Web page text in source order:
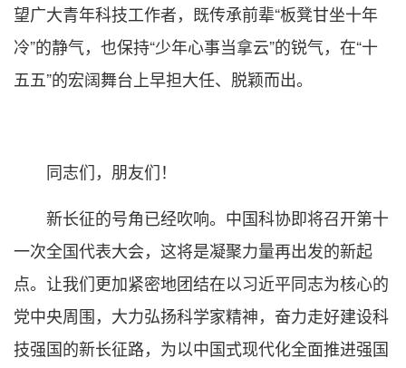
望广大青年科技工作者，既传承前辈“板凳甘坐十年
冷”的静气，也保持“少年心事当拿云”的锐气，在“十
五五”的宏阔舞台上早担大任、脱颖而出。
同志们，朋友们！
新长征的号角已经吹响。中国科协即将召开第十
一次全国代表大会，这将是凝聚力量再出发的新起
点。让我们更加紧密地团结在以习近平同志为核心的
党中央周围，大力弘扬科学家精神，奋力走好建设科
技强国的新长征路，为以中国式现代化全面推进强国